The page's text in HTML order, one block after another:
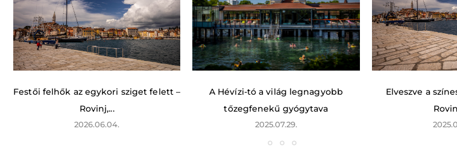
Festői felhők az egykori sziget felett –
Rovinj,...
2026.06.04.
A Hévízi-tó a világ legnagyobb
tőzegfenekű gyógytava
2025.07.29.
Elveszve a